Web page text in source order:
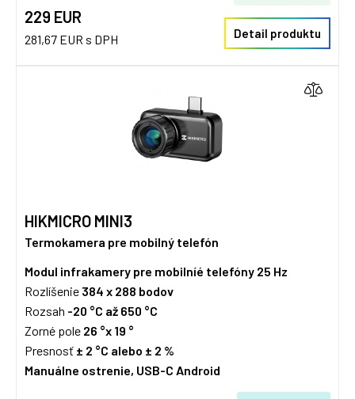
229 EUR
281,67 EUR s DPH Detail produktu
HIKMICRO MINI3
Termokamera pre mobilný telefón
Modul infrakamery pre mobilníé telefóny 25 Hz
Rozlíšenie 384 x 288 bodov
Rozsah -20 °C až 650 °C
Zorné pole 26 °x 19 °
Presnosť ± 2 °C alebo ± 2 %
Manuálne ostrenie, USB-C Android